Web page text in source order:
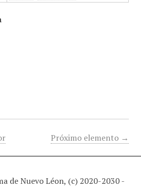
Próximo elemento →
de Nuevo Léon, (c) 2020-2030 -